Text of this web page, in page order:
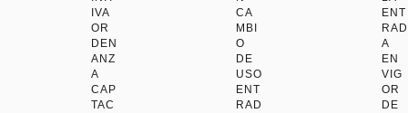
IVA
OR
DEN
ANZ
A
CAP
TAC
CA
MBI
O
DE
USO
ENT
RAD
ENT
RAD
A
EN
VIG
OR
DE